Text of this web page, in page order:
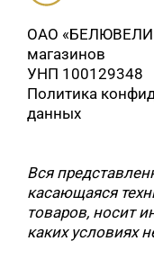
ОАО
магазинов
УНП 100129348
Политика
данных
Вся
касающаяся
товаров, носит
каких условиях